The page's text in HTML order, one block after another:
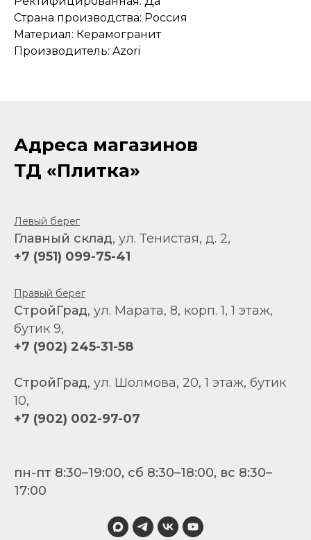
Страна производства: Россия
Материал: Керамогранит
Производитель: Azori
Адреса магазинов
ТД «Плитка»
Левый берег
Главный склад, ул. Тенистая, д. 2,
+7 (951) 099-75-41
Правый берег
СтройГрад, ул. Марата, 8, корп. 1, 1 этаж,
бутик 9,
+7 (902) 245-31-58
СтройГрад, ул. Шолмова, 20, 1 этаж, бутик
10,
+7 (902) 002-97-07
пн-пт 8:30–19:00, сб 8:30–18:00, вс 8:30–
17:00